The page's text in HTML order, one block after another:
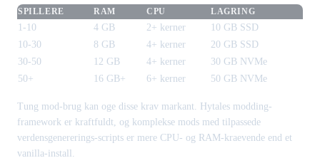
SPILLERE RAM CPU LAGRING
1-10 4 GB 2+ kerner
10 GB SSD
10-30
8 GB 4+ kerner
20 GB SSD
30-50
12 GB 4+ kerner
30 GB NVMe
50+
16 GB+ 6+ kerner 50 GB NVMe
Tung mod-brug kan oge disse krav markant. Hytales modding-
framework er kraftfuldt, og komplekse mods med tilpassede
verdensgenererings-scripts er mere CPU- og RAM-kraevende end et
vanilla-install.